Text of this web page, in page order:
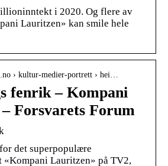
i 2020. Og flere av
Lauritzen» kan smile hele
› kultur-medier-portrett › hei…
fenrik – Kompani
Forsvarets Forum
det superpopulære
Lauritzen» på TV2,